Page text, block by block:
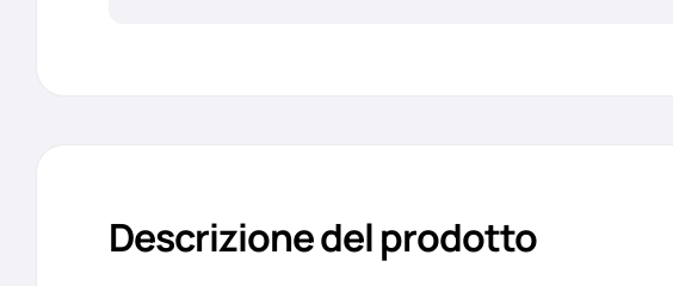
Descrizione del prodotto